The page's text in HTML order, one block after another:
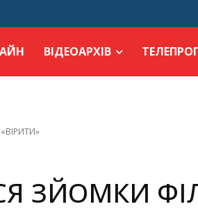
ВІДЕОАРХІВ
ЗЙОМКИ